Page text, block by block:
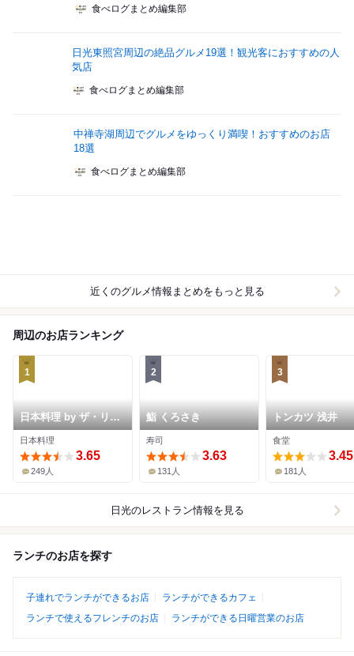
食べログまとめ編集部
日光東照宮周辺の絶品グルメ19選！観光客におすすめの人
気店
食べログまとめ編集部
中禅寺湖周辺でグルメをゆっくり満喫！おすすめのお店
18選
食べログまとめ編集部
近くのグルメ情報まとめをもっと見る
周辺のお店ランキング
1
日本料理 by ザ・リッ
ツ・カールトン日光
日本料理
3.65
249人
2
鮨 くろさき
寿司
3.63
131人
3
トンカツ 浅井
食堂
3.45
181人
日光のレストラン情報を見る
ランチのお店を探す
子連れでランチができるお店
ランチができるカフェ
ランチで使えるフレンチのお店
ランチができる日曜営業のお店